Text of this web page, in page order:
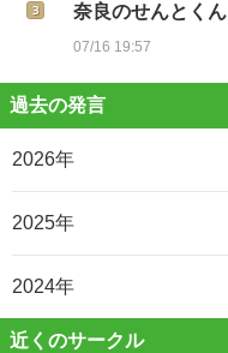
奈良のせんとくん
07/16 19:57
過去の発言
2026年
2025年
2024年
近くのサークル